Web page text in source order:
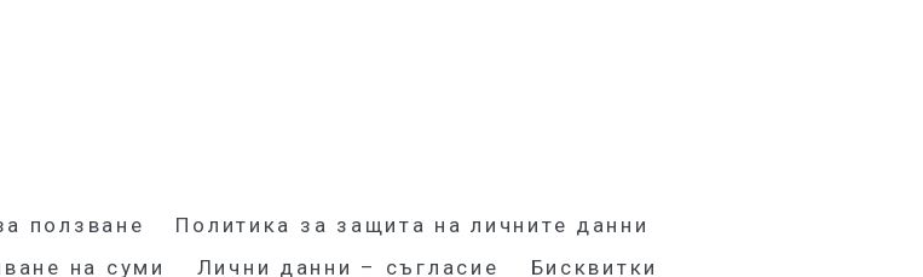
ползване
Политика за защита на личните данни
на суми
Лични данни – съгласие Бисквитки